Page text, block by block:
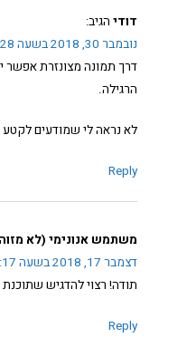
דודי הגיב:
נובמבר 30, 2018 בשעה 8:28 am
דרך תמונה מצונזרת אפשר
הרגילה.
לא נראה לי שמודעים לקטע
Reply
משתמש אנונימי (לא
דצמבר 17, 2018 בשעה 12:17 am
תודה! רצוי להדגיש שתוכנת INTRA משתמשת ב VPN.
Reply